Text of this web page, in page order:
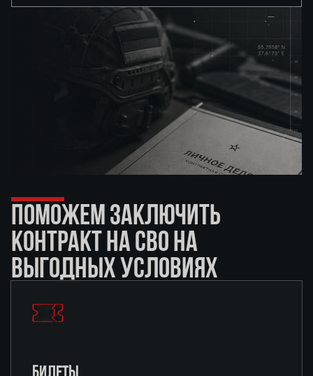
ПОМОЖЕМ ЗАКЛЮЧИТЬ
КОНТРАКТ НА СВО НА
ВЫГОДНЫХ УСЛОВИЯХ
БИЛЕТЫ